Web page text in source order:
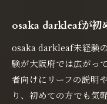
osaka darkleafが初
osaka darkleaf未経験
験が大阪府では広がっ
者向けにリーフの説明
り、初めての方でも気